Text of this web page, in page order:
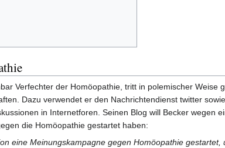
Verfechter der Homöopathie, tritt in polemischer Weise
Dazu verwendet er den Nachrichtendienst twitter
in Internetforen. Seinen Blog will Becker wegen
die Homöopathie gestartet haben:
eine Meinungskampagne gegen Homöopathie gestartet,